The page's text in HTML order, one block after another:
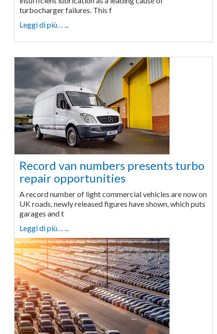
turbocharger failures. This f
Leggi di più… ...
Record van numbers presents turbo
repair opportunities
A record number of light commercial vehicles are now on
UK roads, newly released figures have shown, which puts
garages and t
Leggi di più… ...